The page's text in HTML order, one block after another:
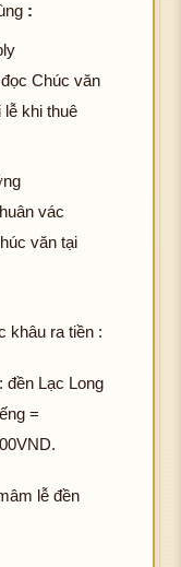
:
Chúc văn
lễ khi thuê
vác
văn tại
khâu ra tiền :
đền Lạc Long
=
lễ đền